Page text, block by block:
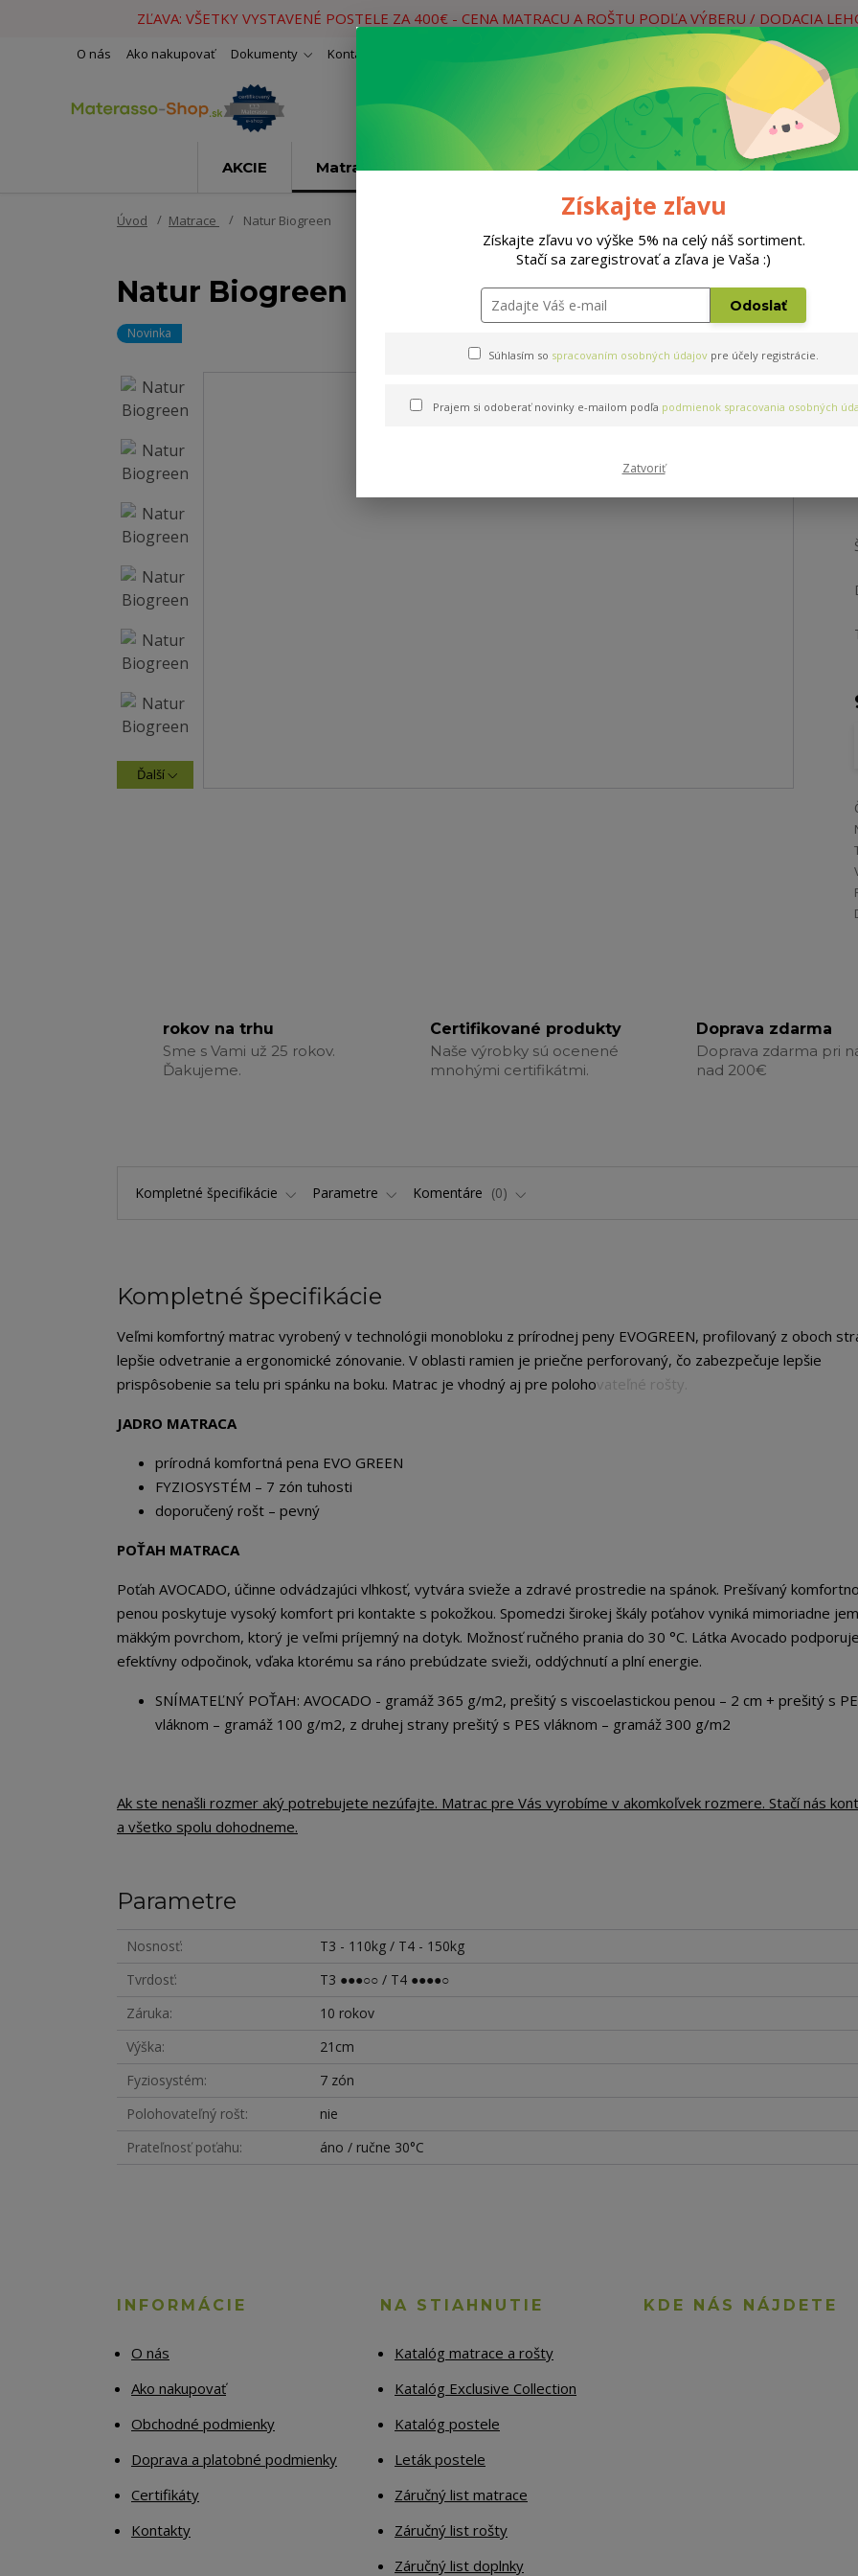
ZĽAVA: VŠETKY VYSTAVENÉ POSTELE ZA 400€ - CENA MATRACU A ROŠTU PODĽA VÝBERU / DODACIA
O nás Ako nakupovať Dokumenty Kontakty
Hľadať
Neviete si rady? Zavolajte.
AKCIE Matrace Rošty Doplnky Postele
Úvod Matrace Natur Biogreen
Natur Biogreen
Novinka
Ďalší
rokov na trhu
Sme s Vami už 25 rokov.
Ďakujeme.
Certifikované produkty
Naše výrobky sú ocenené
mnohými certifikátmi.
Doprava zdarma
Doprava zdarma pri
nad 200€
Kompletné špecifikácie Parametre Komentáre 0
Kompletné špecifikácie
Veľmi komfortný matrac vyrobený v technológii monobloku z prírodnej peny EVOGREEN, profilovaný z oboch
lepšie odvetranie a ergonomické zónovanie. V oblasti ramien je priečne perforovaný, čo zabezpečuje lepšie
prispôsobenie sa telu pri spánku na boku. Matrac je vhodný aj pre polohovateľné rošty.
JADRO MATRACA
prírodná komfortná pena EVO GREEN
FYZIOSYSTÉM – 7 zón tuhosti
doporučený rošt – pevný
POŤAH MATRACA
Poťah AVOCADO, účinne odvádzajúci vlhkosť, vytvára svieže a zdravé prostredie na spánok. Prešívaný
penou poskytuje vysoký komfort pri kontakte s pokožkou. Spomedzi širokej škály poťahov vyniká mimoriadne
mäkkým povrchom, ktorý je veľmi príjemný na dotyk. Možnosť ručného prania do 30 °C. Látka Avocado podporuje
efektívny odpočinok, vďaka ktorému sa ráno prebúdzate svieži, oddýchnutí a plní energie.
SNÍMATEĽNÝ POŤAH: AVOCADO - gramáž 365 g/m2, prešitý s viscoelastickou penou – 2 cm + prešitý s
vláknom – gramáž 100 g/m2, z druhej strany prešitý s PES vláknom – gramáž 300 g/m2
Ak ste nenašli rozmer aký potrebujete nezúfajte. Matrac pre Vás vyrobíme v akomkoľvek rozmere. Stačí nás
a všetko spolu dohodneme.
Parametre
Nosnosť
T3 - 110kg / T4 - 150kg
Tvrdosť
T3 ●●●○○ / T4 ●●●●○
Záruka
10 rokov
Výška
21cm
Fyziosystém
7 zón
Polohovateľný rošt
nie
Prateľnosť poťahu
áno / ručne 30°C
INFORMÁCIE
O nás
Ako nakupovať
Obchodné podmienky
Doprava a platobné podmienky
Certifikáty
Kontakty
NA STIAHNUTIE
Katalóg matrace a rošty
Katalóg Exclusive Collection
Katalóg postele
Leták postele
Záručný list matrace
Záručný list rošty
Záručný list doplnky
KDE NÁS NÁJDETE
Získajte zľavu
Získajte zľavu vo výške 5% na celý náš sortiment.
Stačí sa zaregistrovať a zľava je Vaša :)
Odoslať
Súhlasím so spracovaním osobných údajov pre účely registrácie.
Prajem si odoberať novinky e-mailom podľa podmienok spracovania osobných
Zatvoriť